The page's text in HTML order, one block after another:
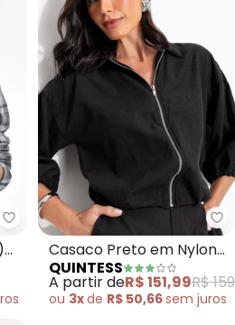
Quintess - Casaco (Xadrez
Casaco Preto em Nylon
Suede
QUINTESS
A partir deR$ 151,99R$
ou 3xde R$ 50,66sem juros